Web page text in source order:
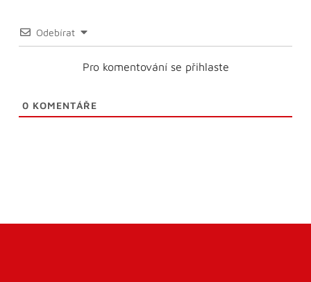
Odebírat
Pro komentování se přihlaste
0 KOMENTÁŘE